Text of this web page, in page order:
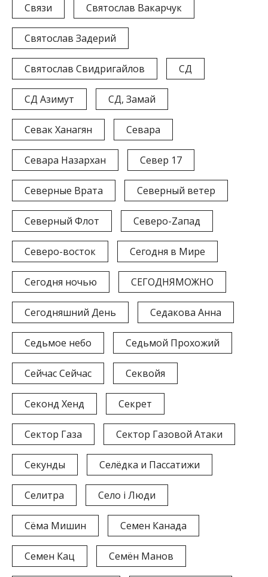
Связи Святослав Вакарчук
Святослав Задерий
Святослав Свидригайлов СД
СД Азимут СД, Замай
Севак Ханагян Севара
Севара Назархан Север 17
Северные Врата Северный ветер
Северный Флот Северо-Zапад
Северо-восток Сегодня в Мире
Сегодня ночью СЕГОДНЯМОЖНО
Сегодняшний День Седакова Анна
Седьмое небо Седьмой Прохожий
Сейчас Сейчас Секвойя
Секонд Хенд Секрет
Сектор Газа Сектор Газовой Атаки
Секунды Селёдка и Пассатижи
Селитра Село і Люди
Сёма Мишин Семен Канада
Семен Кац Семён Манов